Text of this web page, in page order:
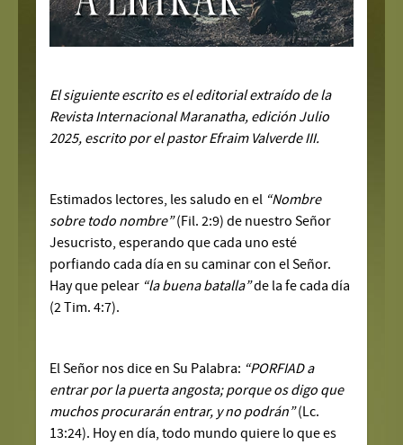
El siguiente escrito es el editorial extraído de la
Revista Internacional Maranatha, edición Julio
2025, escrito por el pastor Efraim Valverde III.
Estimados lectores, les saludo en el “Nombre
sobre todo nombre”(Fil. 2:9) de nuestro Señor
Jesucristo, esperando que cada uno esté
porfiando cada día en su caminar con el Señor.
Hay que pelear “la buena batalla”de la fe cada día
(2 Tim. 4:7).
El Señor nos dice en Su Palabra: “PORFIAD a
entrar por la puerta angosta; porque os digo que
muchos procurarán entrar, y no podrán”(Lc.
13:24). Hoy en día, todo mundo quiere lo que es